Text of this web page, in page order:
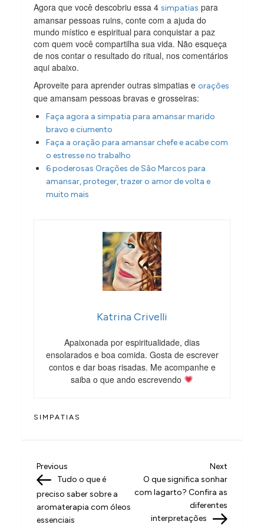
Agora que você descobriu essa 4simpatias para
amansar pessoas ruins, conte com a ajuda do
mundo místico e espiritual para conquistar a paz
com quem você compartilha sua vida. Não esqueça
de nos contar o resultado do ritual, nos comentários
aqui abaixo.
Aproveite para aprender outras simpatias eorações
que amansam pessoas bravas e grosseiras:
Faça agora a simpatia para amansar marido
bravo e ciumento
Faça a oração para amansar chefe e acabe com
o estresse no trabalho
6 poderosas Orações de São Marcos para
amansar, proteger, trazer o amor de volta e
muito mais
Katrina Crivelli
Apaixonada por espiritualidade, dias
ensolarados e boa comida. Gosta de escrever
contos e dar boas risadas. Me acompanhe e
saiba o que ando escrevendo
SIMPATIAS
N
a
v
Previous
Post
Previous
Tudo o que é
preciso saber sobre a
aromaterapia com óleos
essenciais
Next
Post
Next
O que significa sonhar
com lagarto? Confira as
diferentes
interpretações